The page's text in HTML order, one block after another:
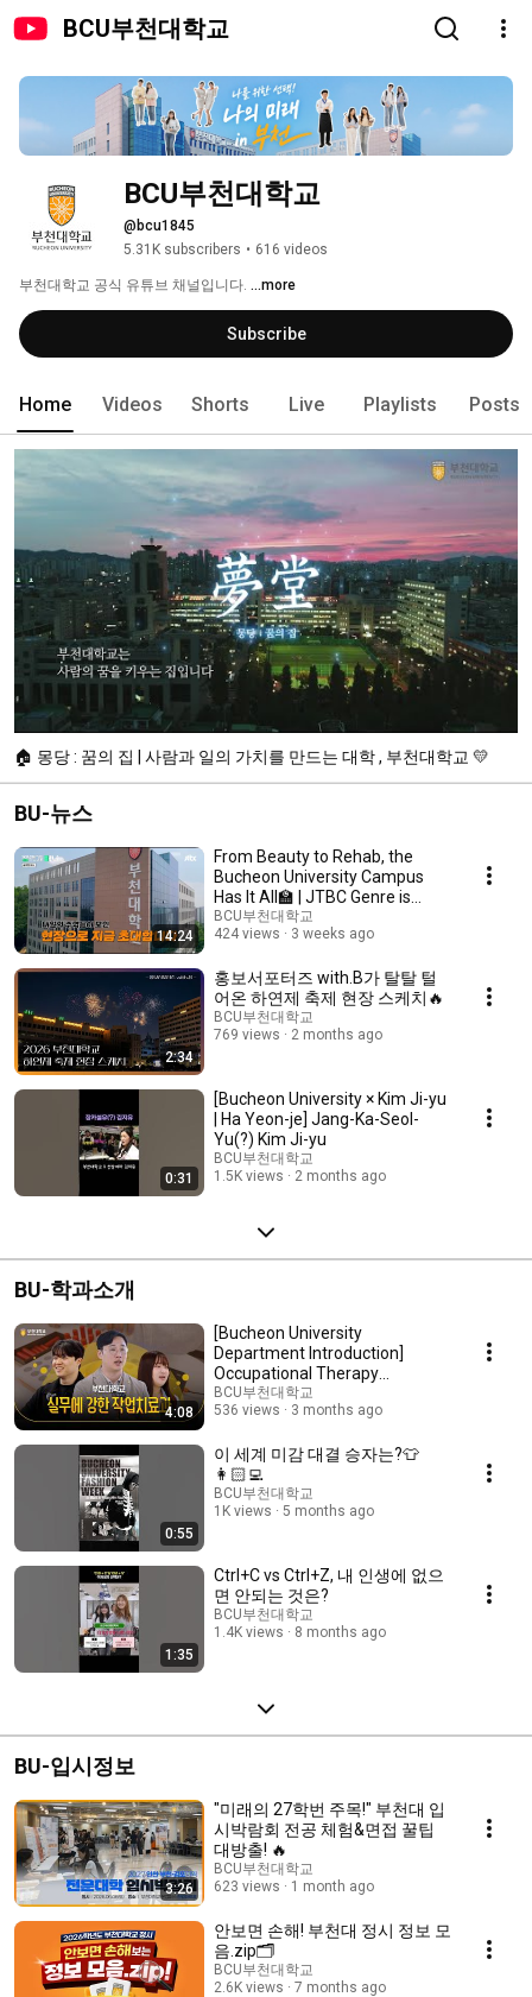
BCU부천대학교
BCU부천대학교
@bcu1845
5.31K subscribers • 616 videos
부천대학교 공식 유튜브 채널입니다. ...more
Subscribe
Home Videos Shorts Live Playlists Posts
🏠 몽당 : 꿈의 집 | 사람과 일의 가치를 만드는 대학 , 부천대학교 💛
BU-뉴스
14:24
From Beauty to Rehab, the
Bucheon University Campus
Has It All🏫 | JTBC Genre is
Money EP.23🧡
BCU부천대학교
424 views
3 weeks ago
2:34
홍보서포터즈 with.B가 탈탈 털
어온 하연제 축제 현장 스케치🔥
BCU부천대학교
769 views
2 months ago
0:31
[Bucheon University × Kim Ji-yu
| Ha Yeon-je] Jang-Ka-Seol-
Yu(?) Kim Ji-yu
BCU부천대학교
1.5K views
2 months ago
BU-학과소개
4:08
[Bucheon University
Department Introduction]
Occupational Therapy
Department Introduction Video
BCU부천대학교
536 views
3 months ago
0:55
이 세계 미감 대결 승자는?👕
👩🏻‍💻
BCU부천대학교
1K views
5 months ago
1:35
Ctrl+C vs Ctrl+Z, 내 인생에 없으
면 안되는 것은?
BCU부천대학교
1.4K views
8 months ago
BU-입시정보
3:26
"미래의 27학번 주목!" 부천대 입
시박람회 전공 체험&면접 꿀팁
대방출! 🔥
BCU부천대학교
623 views
1 month ago
안보면 손해! 부천대 정시 정보 모
음.zip🗂️
BCU부천대학교
2.6K views
7 months ago